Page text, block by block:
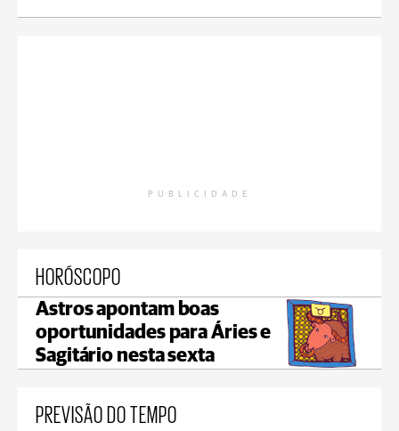
PUBLICIDADE
HORÓSCOPO
Astros apontam boas
oportunidades para Áries e
Sagitário nesta sexta
PREVISÃO DO TEMPO